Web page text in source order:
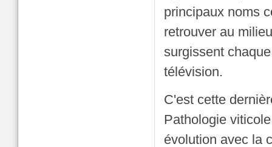
principaux noms
retrouver au
surgissent
télévision.
C'est cette
Pathologie
évolution avec la